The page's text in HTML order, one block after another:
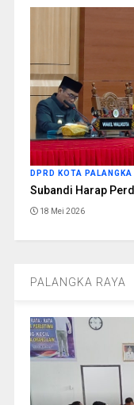
DPRD KOTA PALANGKA
Subandi Harap
18 Mei 2026
PALANGKA RAYA